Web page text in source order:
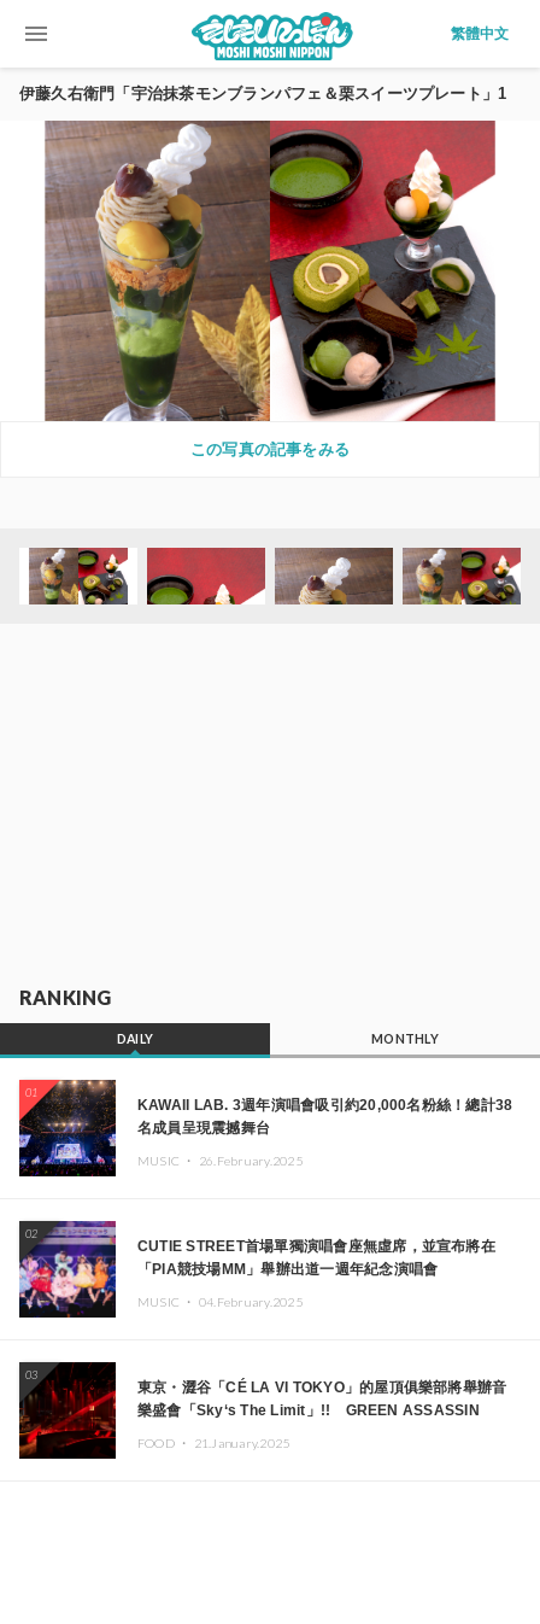
menu 繁體中文
伊藤久右衛門「宇治抹茶モンブランパフェ＆栗スイーツプレート」1
この写真の記事をみる
RANKING
DAILY MONTHLY
01
KAWAII LAB. 3週年演唱會吸引約20,000名粉絲！總計38
名成員呈現震撼舞台
MUSIC ・ 26.February.2025
02
CUTIE STREET首場單獨演唱會座無虛席，並宣布將在
「PIA競技場MM」舉辦出道一週年紀念演唱會
MUSIC ・ 04.February.2025
03
東京・澀谷「CÉ LA VI TOKYO」的屋頂俱樂部將舉辦音
樂盛會「Sky‘s The Limit」!! GREEN ASSASSIN
本頂尖DJ及創作者齊聚一堂
FOOD ・ 21.January.2025